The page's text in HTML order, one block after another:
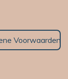
Voorwaarden